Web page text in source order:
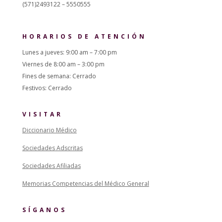
(571)2493122 – 5550555
HORARIOS DE ATENCIÓN
Lunes a jueves: 9:00 am – 7:00 pm
Viernes de 8:00 am – 3:00 pm
Fines de semana: Cerrado
Festivos: Cerrado
VISITAR
Diccionario Médico
Sociedades Adscritas
Sociedades Afiliadas
Memorias Competencias del Médico General
SÍGANOS